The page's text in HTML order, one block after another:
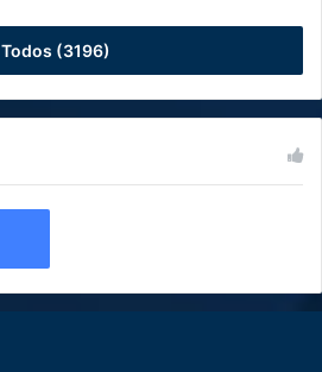
Todos (3196)